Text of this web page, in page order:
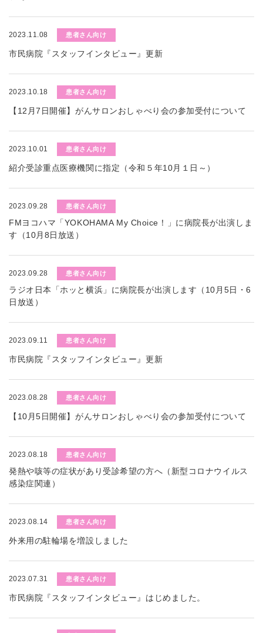
2023.11.08 患者さん向け
市民病院『スタッフインタビュー』更新
2023.10.18 患者さん向け
【12月7日開催】がんサロンおしゃべり会の参加受付について
2023.10.01 患者さん向け
紹介受診重点医療機関に指定（令和５年10月１日～）
2023.09.28 患者さん向け
FMヨコハマ「YOKOHAMA My Choice！」に病院長が出演しま
す（10月8日放送）
2023.09.28 患者さん向け
ラジオ日本「ホッと横浜」に病院長が出演します（10月5日・6
日放送）
2023.09.11 患者さん向け
市民病院『スタッフインタビュー』更新
2023.08.28 患者さん向け
【10月5日開催】がんサロンおしゃべり会の参加受付について
2023.08.18 患者さん向け
発熱や咳等の症状があり受診希望の方へ（新型コロナウイルス
感染症関連）
2023.08.14 患者さん向け
外来用の駐輪場を増設しました
2023.07.31 患者さん向け
市民病院『スタッフインタビュー』はじめました。